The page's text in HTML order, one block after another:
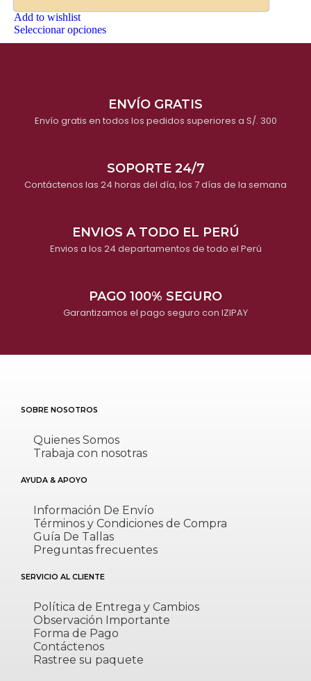
Add to wishlist
Seleccionar opciones
ENVÍO GRATIS
Envío gratis en todos los pedidos superiores a S/. 300
SOPORTE 24/7
Contáctenos las 24 horas del día, los 7 días de la semana
ENVIOS A TODO EL PERÚ
Envios a los 24 departamentos de todo el Perú
PAGO 100% SEGURO
Garantizamos el pago seguro con IZIPAY
SOBRE NOSOTROS
Quienes Somos
Trabaja con nosotras
AYUDA & APOYO
Información De Envío
Términos y Condiciones de Compra
Guía De Tallas
Preguntas frecuentes
SERVICIO AL CLIENTE
Política de Entrega y Cambios
Observación Importante
Forma de Pago
Contáctenos
Rastree su paquete